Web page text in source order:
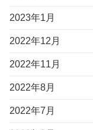
2023年1月
2022年12月
2022年11月
2022年8月
2022年7月